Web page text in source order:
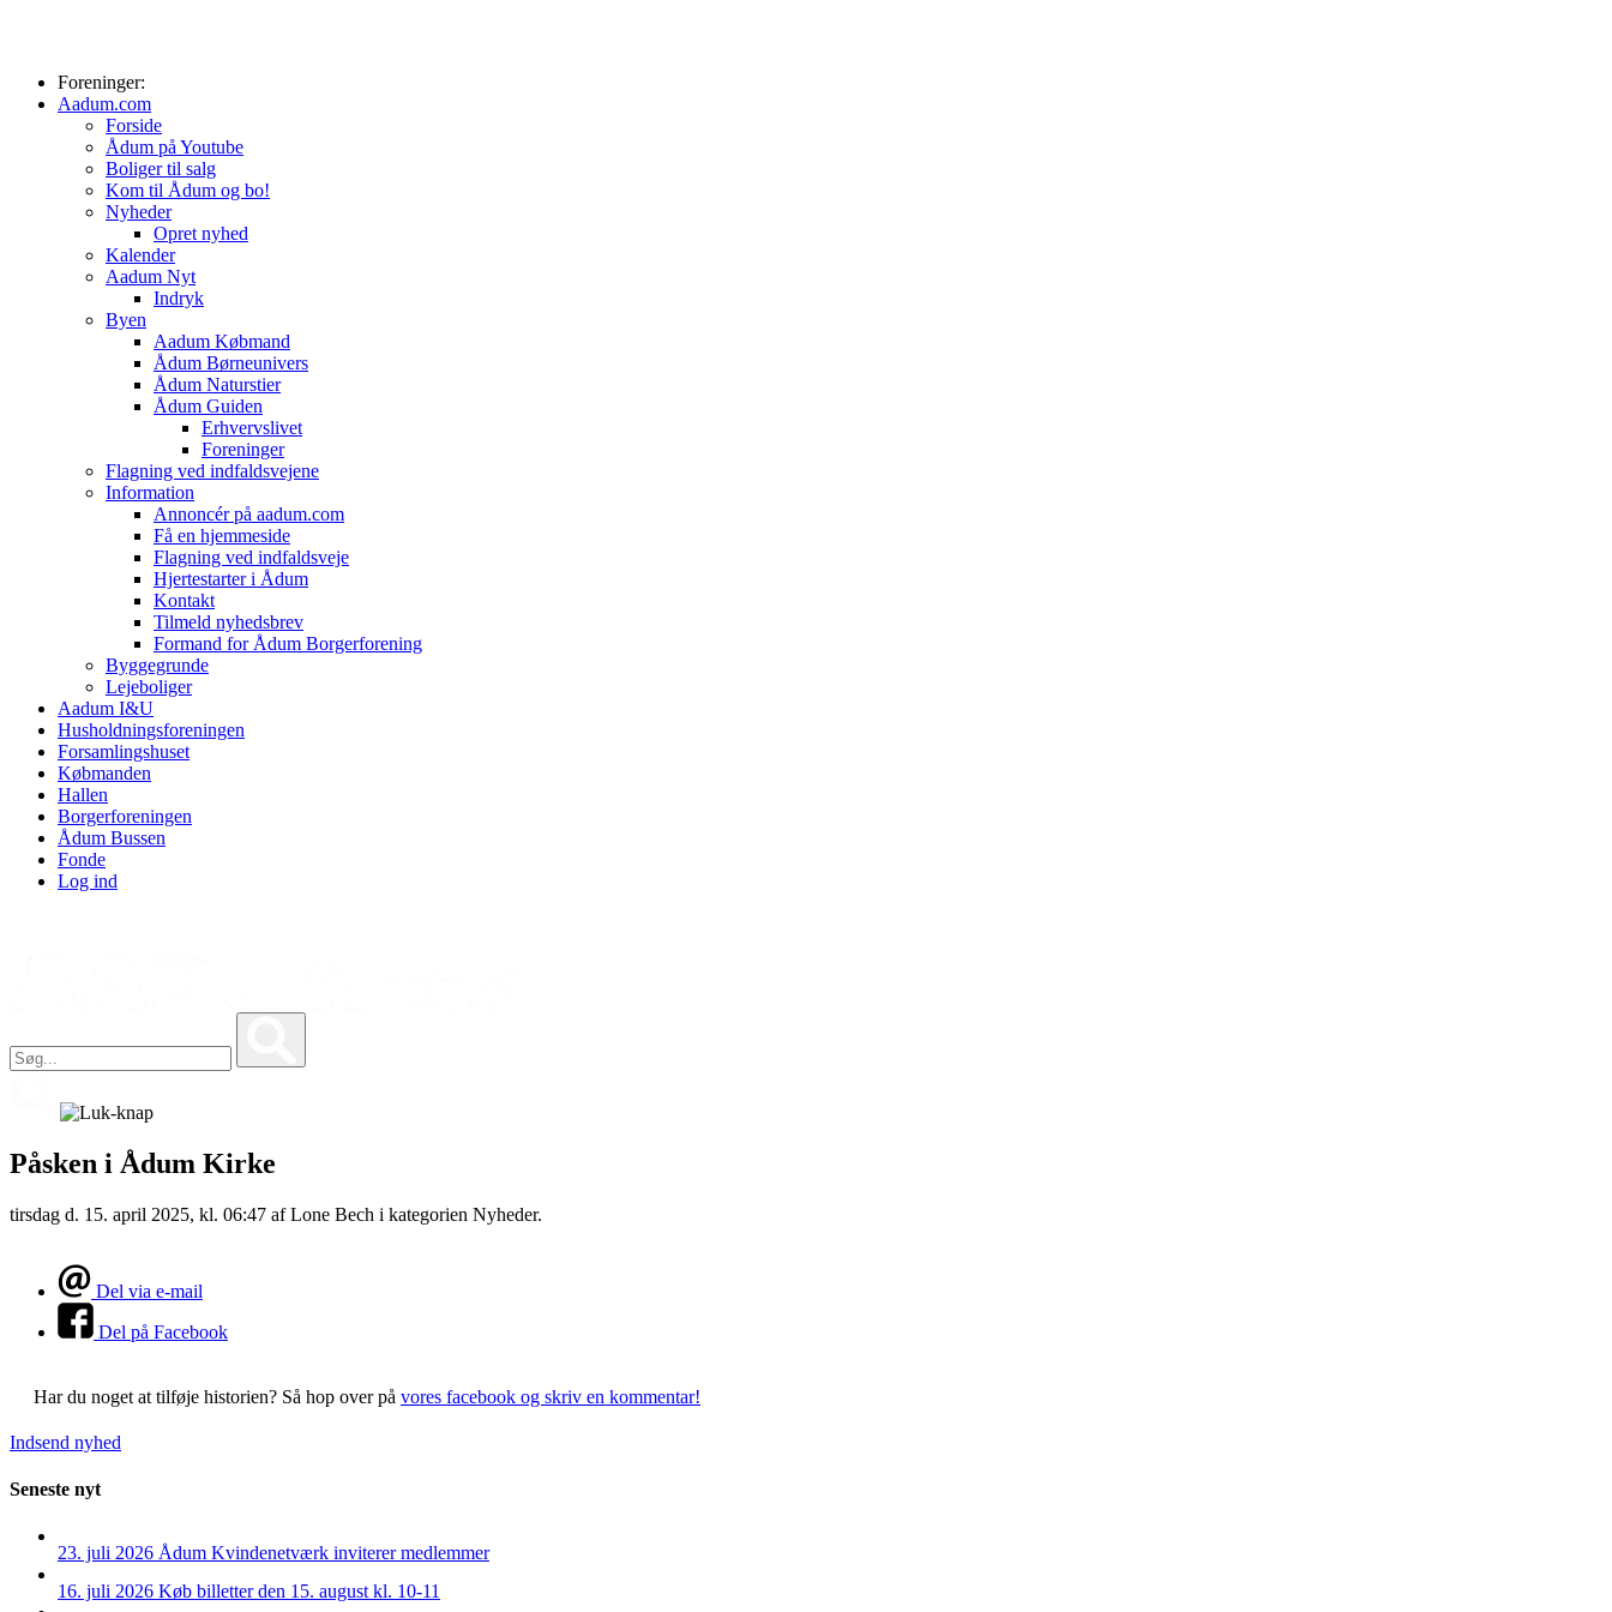
Foreninger:
Aadum.com
Forside
Ådum på Youtube
Boliger til salg
Kom til Ådum og bo!
Nyheder
Opret nyhed
Kalender
Aadum Nyt
Indryk
Byen
Aadum Købmand
Ådum Børneunivers
Ådum Naturstier
Ådum Guiden
Erhvervslivet
Foreninger
Flagning ved indfaldsvejene
Information
Annoncér på aadum.com
Få en hjemmeside
Flagning ved indfaldsveje
Hjertestarter i Ådum
Kontakt
Tilmeld nyhedsbrev
Formand for Ådum Borgerforening
Byggegrunde
Lejeboliger
Aadum I&U
Husholdningsforeningen
Forsamlingshuset
Købmanden
Hallen
Borgerforeningen
Ådum Bussen
Fonde
Log ind
Påsken i Ådum Kirke
tirsdag d. 15. april 2025, kl. 06:47 af Lone Bech i kategorien Nyheder.
Del via e-mail
Del på Facebook
Har du noget at tilføje historien? Så hop over på vores facebook og skriv en kommentar!
Indsend nyhed
Seneste nyt
23. juli 2026 Ådum Kvindenetværk inviterer medlemmer
16. juli 2026 Køb billetter den 15. august kl. 10-11